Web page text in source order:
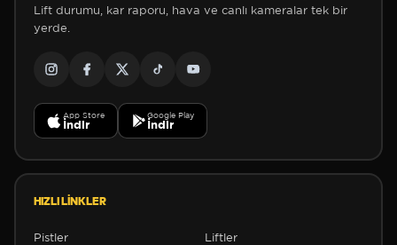
Lift durumu, kar raporu, hava ve canlı kameralar tek bir
yerde.
App Store
İndir
Google Play
İndir
HIZLI LINKLER
Pistler Liftler